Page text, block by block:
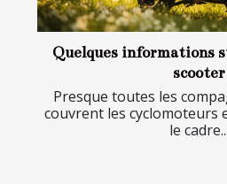
Quelques informations
scooter
Presque toutes les
couvrent les cyclomoteurs
le cadre...